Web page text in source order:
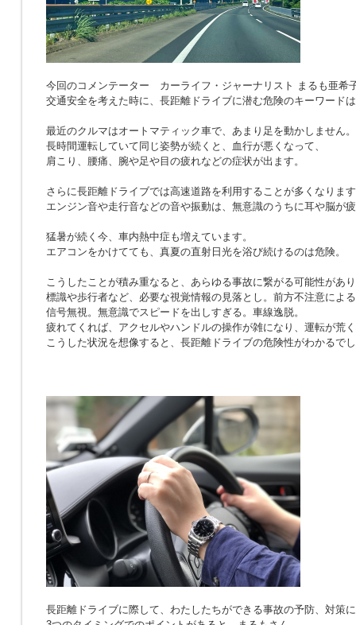
今回のコメンテーター カーライフ・ジャーナリスト まるも亜希
交通安全を考えた時に、長距離ドライブに潜む危険のキーワード
最近のクルマはオートマティック車で、あまり足を動かしません。
長時間運転していて同じ姿勢が続くと、血行が悪くなって、
肩こり、腰痛、腕や足や目の疲れなどの症状が出ます。
さらに長距離ドライブでは高速道路を利用することが多くなりま
エンジン音や走行音などの音や振動は、無意識のうちに耳や脳が
猛暑が続く今、車内熱中症も増えています。
エアコンをかけてても、真夏の直射日光を浴び続けるのは危険。
こうしたことが積み重なると、あらゆる事故に繋がる可能性があ
標識や歩行者など、必要な視覚情報の見落とし。前方不注意によ
信号無視。無意識でスピードを出しすぎる。車線逸脱。
疲れてくれば、アクセルやハンドルの操作が雑になり、運転が荒
こうした状況を想像すると、長距離ドライブの危険性がわかるで
長距離ドライブに際して、わたしたちができる事故の予防、対策